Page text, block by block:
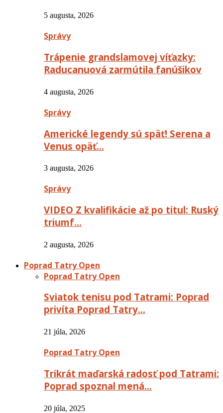
5 augusta, 2026
Správy
Trápenie grandslamovej víťazky:
Raducanuová zarmútila fanúšikov
4 augusta, 2026
Správy
Americké legendy sú späť! Serena a
Venus opäť…
3 augusta, 2026
Správy
VIDEO Z kvalifikácie až po titul: Ruský
triumf…
2 augusta, 2026
Poprad Tatry Open
Poprad Tatry Open
Sviatok tenisu pod Tatrami: Poprad
privíta Poprad Tatry…
21 júla, 2026
Poprad Tatry Open
Trikrát maďarská radosť pod Tatrami:
Poprad spoznal mená…
20 júla, 2025